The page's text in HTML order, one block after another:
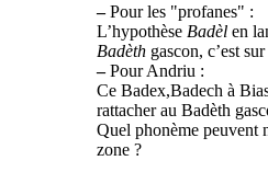
–Pour les "profanes" :
L’hypothèse Badèl en
Badèth gascon, c’est
–Pour Andriu :
Ce Badex,Badech à
rattacher au Badèth
Quel phonème peuvent
zone ?